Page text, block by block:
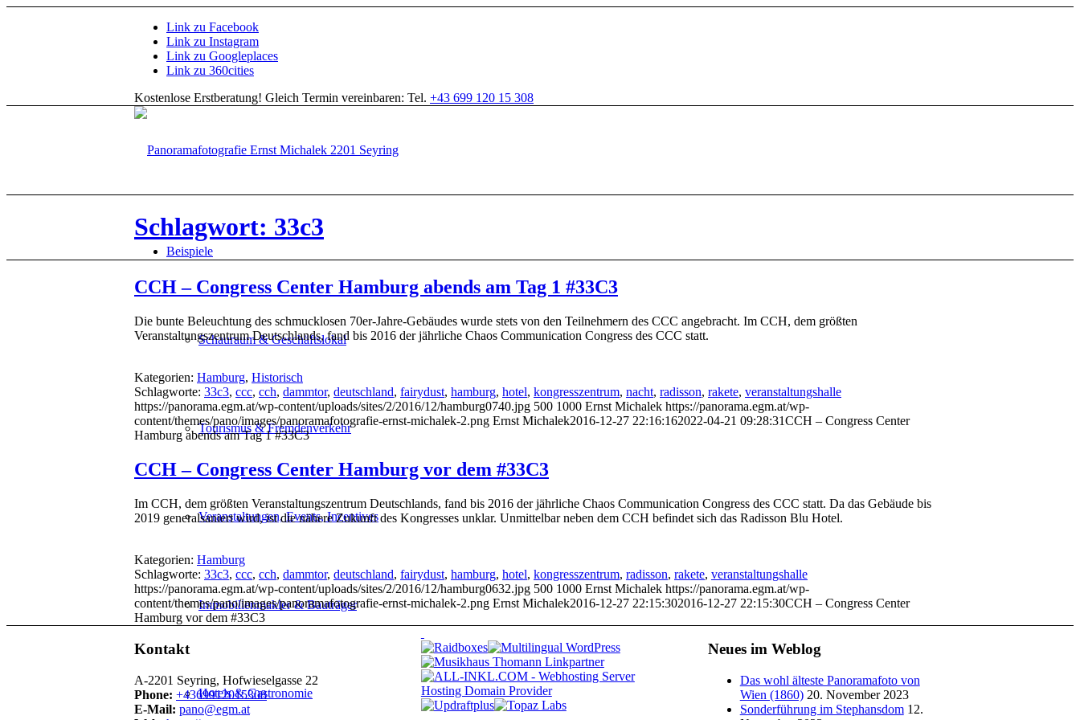
Link zu Facebook
Link zu Instagram
Link zu Googleplaces
Link zu 360cities
Kostenlose Erstberatung! Gleich Termin vereinbaren: Tel. +43 699 120 15 308
Beispiele
Schauraum & Geschäftslokal
Tourismus & Fremdenverkehr
Veranstaltungen, Events, Incentives
Immobilienmakler & Bauträger
Hotels & Gastronomie
Schlagwort: 33c3
CCH – Congress Center Hamburg abends am Tag 1 #33C3
Die bunte Beleuchtung des schmucklosen 70er-Jahre-Gebäudes wurde stets von den Teilnehmern des CCC angebracht. Im CCH, dem größten
Veranstaltungszentrum Deutschlands, fand bis 2016 der jährliche Chaos Communication Congress des CCC statt.
Kategorien: Hamburg, Historisch
Schlagworte: 33c3, ccc, cch, dammtor, deutschland, fairydust, hamburg, hotel, kongresszentrum, nacht, radisson, rakete, veranstaltungshalle
https://panorama.egm.at/wp-content/uploads/sites/2/2016/12/hamburg0740.jpg 500 1000 Ernst Michalek https://panorama.egm.at/wp-
content/themes/pano/images/panoramafotografie-ernst-michalek-2.png Ernst Michalek2016-12-27 22:16:162022-04-21 09:28:31CCH – Congress Center
Hamburg abends am Tag 1 #33C3
CCH – Congress Center Hamburg vor dem #33C3
Im CCH, dem größten Veranstaltungszentrum Deutschlands, fand bis 2016 der jährliche Chaos Communication Congress des CCC statt. Da das Gebäude bis
2019 generalsaniert wird, ist die nähere Zukunft des Kongresses unklar. Unmittelbar neben dem CCH befindet sich das Radisson Blu Hotel.
Kategorien: Hamburg
Schlagworte: 33c3, ccc, cch, dammtor, deutschland, fairydust, hamburg, hotel, kongresszentrum, radisson, rakete, veranstaltungshalle
https://panorama.egm.at/wp-content/uploads/sites/2/2016/12/hamburg0632.jpg 500 1000 Ernst Michalek https://panorama.egm.at/wp-
content/themes/pano/images/panoramafotografie-ernst-michalek-2.png Ernst Michalek2016-12-27 22:15:302016-12-27 22:15:30CCH – Congress Center
Hamburg vor dem #33C3
Kontakt
A-2201 Seyring, Hofwieselgasse 22
Phone: +4369912015308
E-Mail: pano@egm.at
Neues im Weblog
Das wohl älteste Panoramafoto von
Wien (1860) 20. November 2023
Sonderführung im Stephansdom 12.